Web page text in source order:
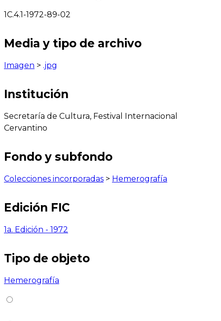
1C.4.1-1972-89-02
Media y tipo de archivo
Imagen > .jpg
Institución
Secretaría de Cultura, Festival Internacional
Cervantino
Fondo y subfondo
Colecciones incorporadas > Hemerografía
Edición FIC
1a. Edición - 1972
Tipo de objeto
Hemerografía